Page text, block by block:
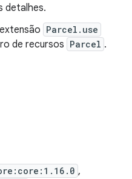
detalhes.
Parcel.use
de recursos Parcel .
,